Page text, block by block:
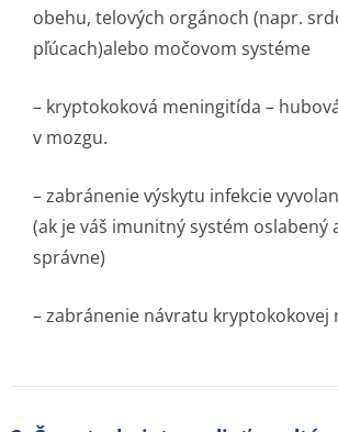
obehu, telových orgánoch (napr.
pľúcach)alebo močovom systéme
– kryptokoková meningitída –
v mozgu.
– zabránenie výskytu infekcie
(ak je váš imunitný systém oslabený
správne)
– zabránenie návratu kryptokokovej